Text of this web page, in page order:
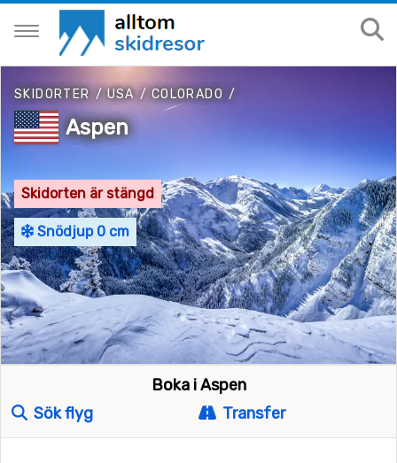
SKIDORTER / USA/ COLORADO /
Aspen
Skidorten är stängd
Snödjup 0 cm
Boka i Aspen
Sök flyg
Transfer